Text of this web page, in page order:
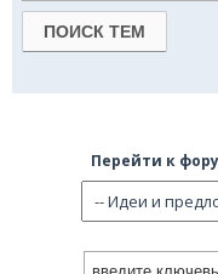
Перейти к